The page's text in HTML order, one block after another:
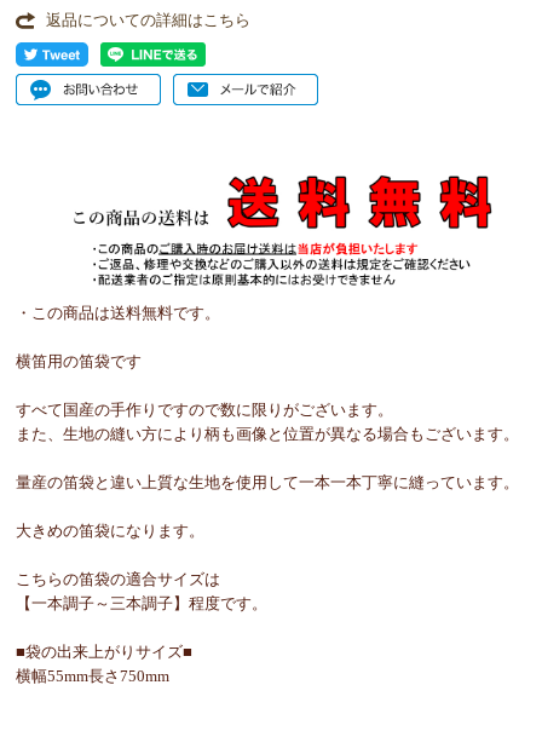
返品についての詳細はこちら
・この商品は送料無料です。
横笛用の笛袋です
すべて国産の手作りですので数に限りがございます。
また、生地の縫い方により柄も画像と位置が異なる場合もございます。
量産の笛袋と違い上質な生地を使用して一本一本丁寧に縫っています。
大きめの笛袋になります。
こちらの笛袋の適合サイズは
【一本調子～三本調子】程度です。
■袋の出来上がりサイズ■
横幅55mm長さ750mm